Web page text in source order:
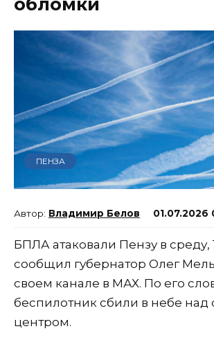
ПЕНЗА
Владимир Белов 01.07.2026
БПЛА атаковали Пензу в среду,
сообщил губернатор Олег
своем канале в МАХ. По его
беспилотник сбили в небе над
центром.